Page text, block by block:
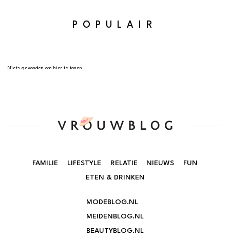
POPULAIR
Niets gevonden om hier te tonen.
FAMILIE LIFESTYLE RELATIE NIEUWS
FUN
ETEN & DRINKEN
MODEBLOG.NL
MEIDENBLOG.NL
BEAUTYBLOG.NL